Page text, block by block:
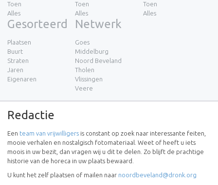
Toen
Alles
Toen
Alles
Toen
Alles
Gesorteerd
Plaatsen
Buurt
Straten
Jaren
Eigenaren
Netwerk
Goes
Middelburg
Noord Beveland
Tholen
Vlissingen
Veere
Redactie
Een team van vrijwilligers is constant op zoek naar interessante feiten,
mooie verhalen en nostalgisch fotomateriaal. Weet of heeft u iets
moois in uw bezit, dan vragen wij u dit te delen. Zo blijft de prachtige
historie van de horeca in uw plaats bewaard.
U kunt het zelf plaatsen of mailen naar noordbeveland@dronk.org